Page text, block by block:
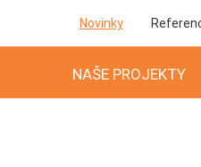
Novinky
NAŠE PROJEKTY